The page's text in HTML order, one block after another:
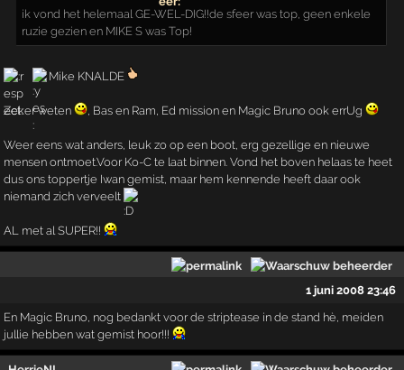
ik vond het helemaal GE-WEL-DIG!!de sfeer was top, geen enkele
ruzie gezien en MIKE S was Top!
Mike KNALDE
Zeker weten , Bas en Ram, Ed mission en Magic Bruno ook errUg
Weer eens wat anders, leuk zo op een boot, erg gezellige en nieuwe
mensen ontmoet.Voor Ko-C te laat binnen. Vond het boven helaas te heet
dus ons toppertje Iwan gemist, maar hem kennende heeft daar ook
niemand zich verveelt
AL met al SUPER!!
1 juni 2008 23:46
En Magic Bruno, nog bedankt voor de striptease in de stand hè, meiden
jullie hebben wat gemist hoor!!!